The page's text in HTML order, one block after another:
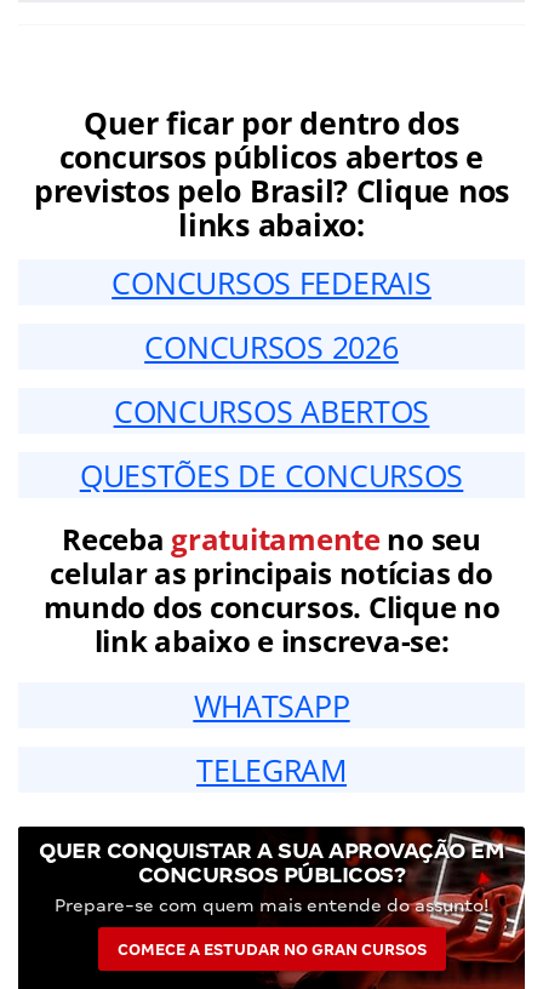
Quer ficar por dentro dos
concursos públicos abertos e
previstos pelo Brasil? Clique nos
links abaixo:
CONCURSOS FEDERAIS
CONCURSOS 2026
CONCURSOS ABERTOS
QUESTÕES DE CONCURSOS
Receba gratuitamenteno seu
celular as principais notícias do
mundo dos concursos. Clique no
link abaixo e inscreva-se:
WHATSAPP
TELEGRAM
QUER CONQUISTAR A SUA APROVAÇÃO EM
CONCURSOS PÚBLICOS?
Prepare-se com quem mais entende do assunto!
COMECE A ESTUDAR NO GRAN CURSOS